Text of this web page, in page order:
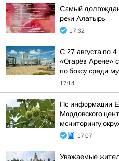
Самый
реки Алатырь
17:32
С 27 августа по
«Огарёв Арене»
по боксу среди
17:14
По информации
Мордовского
мониторингу
17:07
Уважаемые